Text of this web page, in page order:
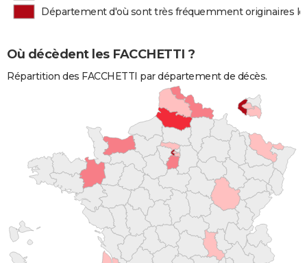
Département d'où sont très fréquemment originaires
Où décèdent les FACCHETTI ?
Répartition des FACCHETTI par département de décès.